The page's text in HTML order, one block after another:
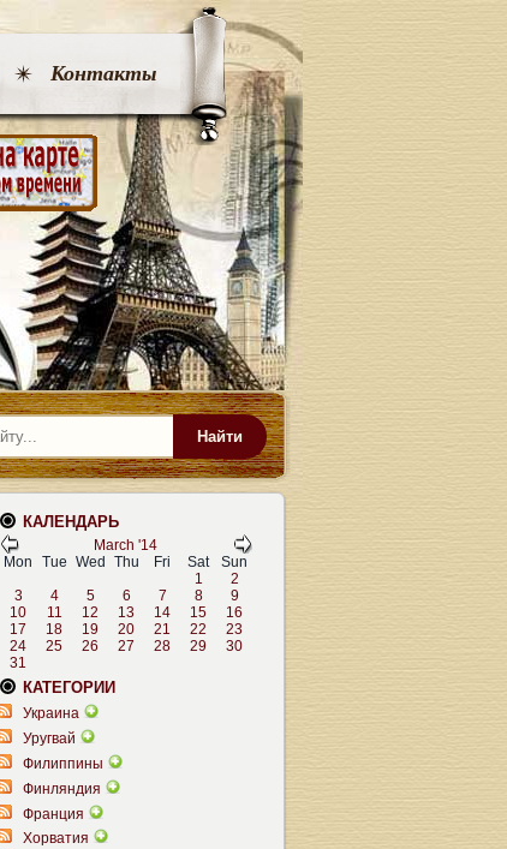
Контакты
Найти
КАЛЕНДАРЬ
March '14
Mon
Tue Wed Thu Fri Sat
Sun
1
2
3
4 5 6 7 8
9
10
11 12 13 14 15
16
17
18 19 20 21 22
23
24
25 26 27 28 29
30
31
КАТЕГОРИИ
Украина
Уругвай
Филиппины
Финляндия
Франция
Хорватия